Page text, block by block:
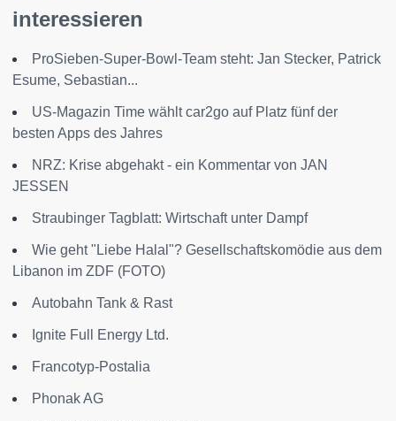
interessieren
ProSieben-Super-Bowl-Team steht: Jan Stecker, Patrick
Esume, Sebastian...
US-Magazin Time wählt car2go auf Platz fünf der
besten Apps des Jahres
NRZ: Krise abgehakt - ein Kommentar von JAN
JESSEN
Straubinger Tagblatt: Wirtschaft unter Dampf
Wie geht "Liebe Halal"? Gesellschaftskomödie aus dem
Libanon im ZDF (FOTO)
Autobahn Tank & Rast
Ignite Full Energy Ltd.
Francotyp-Postalia
Phonak AG